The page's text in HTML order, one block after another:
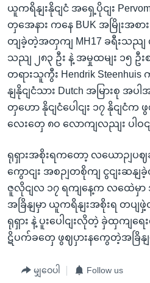
ယူကရိနျးနိုငျငံ အရှေ့ပိုငျး
တှအေနား ကနေ BUK အမြိုးအစာ
တျခဲ့တဲ့အတှကျ MH17 ခရီးသညျ
သညျ ၂၈၃ ဦး နဲ့ အမှုထမျး ၁၅ ဦ
တရားသူကွီး Hendrik
နျနိုငျငံသား Dutch အမြားစု အ
တှဟော နိုငျငံပေါငျး ၁၇ နိုငျ
လေးတှေ ၈ဝ လောကျလညျး ပါဝ
ရုရှားအစိုးရကတော့ လယောဉျပဈ
ကွောငျး အစဉျတစိုကျ ငွငျးဆနျ
ဇူလိုငျလ ၁၇ ရကျနေ့က လထေဲမှာ
အခြိနျမှာ ယူကရိနျးအစိုးရ တပျ
ရုရှား နဲ့ ပူးပေါငျးလိုတဲ့ ခှဲထှကျရ
ဋိပက်ခတှေ ဖွဈပှားနကွေတဲ့အခြိန
မျှဝေပါ Follow us